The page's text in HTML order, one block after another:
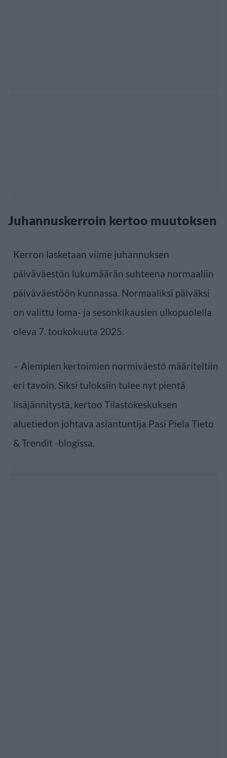
Juhannuskerroin kertoo muutoksen
Kerron lasketaan viime juhannuksen
päiväväestön lukumäärän suhteena normaaliin
päiväväestöön kunnassa. Normaaliksi päiväksi
on valittu loma- ja sesonkikausien ulkopuolella
oleva 7. toukokuuta 2025.
– Aiempien kertoimien normiväestö määriteltiin
eri tavoin. Siksi tuloksiin tulee nyt pientä
lisäjännitystä, kertoo Tilastokeskuksen
aluetiedon johtava asiantuntija Pasi Piela Tieto
& Trendit -blogissa.